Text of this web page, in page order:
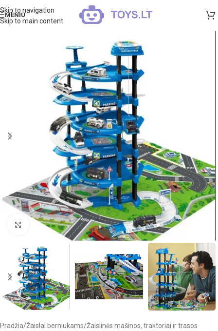
Skip to navigation
Skip to main content
MENIU
Click to enlarge
Pradžia/Žaislai berniukams/Žaislinės mašinos, traktoriai ir trasos